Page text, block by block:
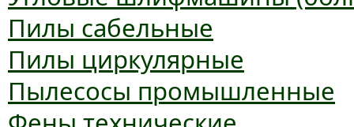
Пилы сабельные
Пилы циркулярные
Пылесосы промышленные